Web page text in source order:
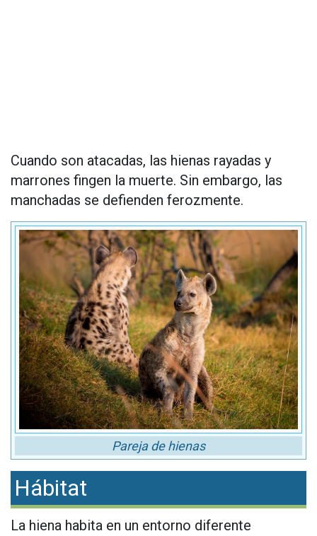
Cuando son atacadas, las hienas rayadas y
marrones fingen la muerte. Sin embargo, las
manchadas se defienden ferozmente.
Pareja de hienas
Hábitat
La hiena habita en un entorno diferente